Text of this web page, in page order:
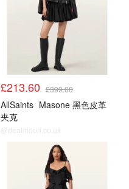
£213.60 £399.00
AllSaints Masone 黑色皮革
夹克
@dealmoon.co.uk